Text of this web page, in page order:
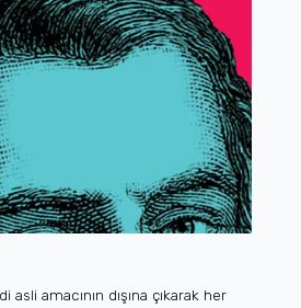
asli amacının dışına çıkarak her